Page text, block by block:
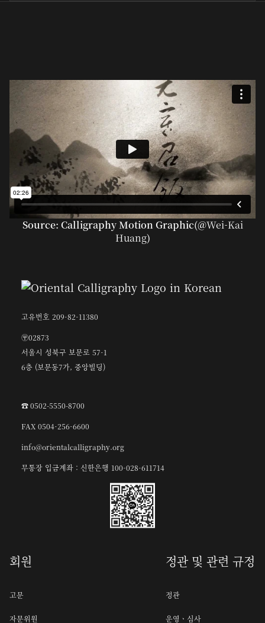
Source: Calligraphy Motion Graphic(@Wei-Kai
Huang)
고유번호 209-82-11380
〶02873
서울시 성북구 보문로 57-1
6층 (보문동7가, 중앙빌딩)
☎︎ 0502-5550-8700
FAX 0504-256-6600
info@orientalcalligraphy.org
무통장 입금계좌 : 신한은행 100-028-611714
회원
고문
자문위원
정관 및 관련 규정
정관
운영ㆍ심사